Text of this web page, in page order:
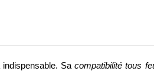
Sacompatibilité tous